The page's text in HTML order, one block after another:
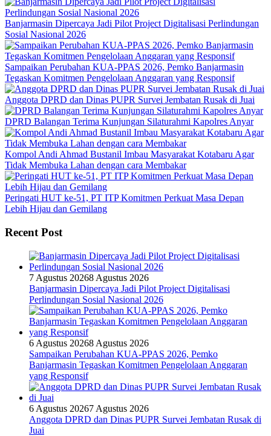
Banjarmasin Dipercaya Jadi Pilot Project Digitalisasi Perlindungan
Sosial Nasional 2026
Sampaikan Perubahan KUA-PPAS 2026, Pemko Banjarmasin
Tegaskan Komitmen Pengelolaan Anggaran yang Responsif
Anggota DPRD dan Dinas PUPR Survei Jembatan Rusak di Juai
DPRD Balangan Terima Kunjungan Silaturahmi Kapolres Anyar
Kompol Andi Ahmad Bustanil Imbau Masyarakat Kotabaru Agar
Tidak Membuka Lahan dengan cara Membakar
Peringati HUT ke-51, PT ITP Komitmen Perkuat Masa Depan
Lebih Hijau dan Gemilang
Recent Post
7 Agustus 20268 Agustus 2026
Banjarmasin Dipercaya Jadi Pilot Project Digitalisasi
Perlindungan Sosial Nasional 2026
6 Agustus 20268 Agustus 2026
Sampaikan Perubahan KUA-PPAS 2026, Pemko
Banjarmasin Tegaskan Komitmen Pengelolaan Anggaran
yang Responsif
6 Agustus 20267 Agustus 2026
Anggota DPRD dan Dinas PUPR Survei Jembatan Rusak di
Juai